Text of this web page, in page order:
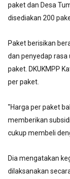
paket dan Desa
disediakan 200
Paket berisikan
dan penyedap rasa
paket. DKUKMPP
per paket.
"Harga per paket
memberikan
cukup membeli
Dia mengatakan
dilaksanakan